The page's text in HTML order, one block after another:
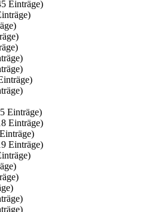
Einträge)
Einträge)
Einträge)
Einträge)